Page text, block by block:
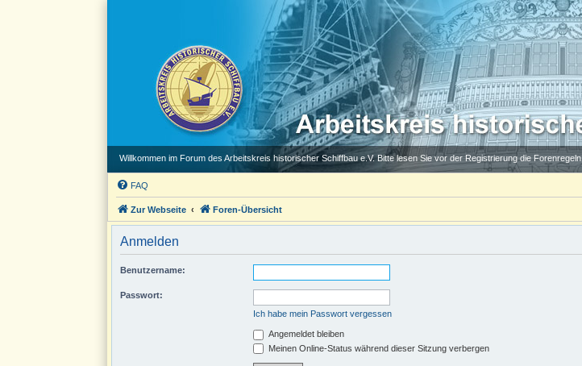
Willkommen im Forum des Arbeitskreis historischer Schiffbau e.V. Bitte lesen Sie vor der Registrierung die Forenregeln.
FAQ
Zur Webseite Foren-Übersicht
Anmelden
Benutzername:
Passwort:
Ich habe mein Passwort vergessen
Angemeldet bleiben
Meinen Online-Status während dieser Sitzung verbergen